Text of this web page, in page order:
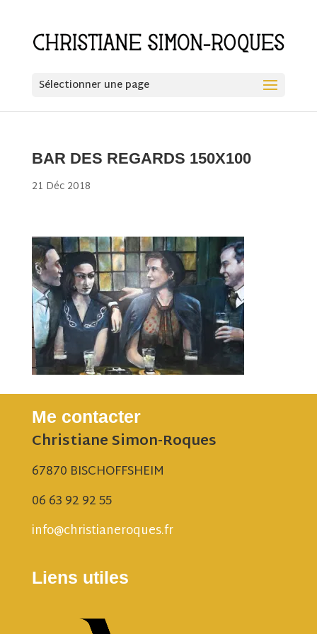
Sélectionner une page
BAR DES REGARDS 150X100
21 Déc 2018
Me contacter
Christiane Simon-Roques
67870 BISCHOFFSHEIM
06 63 92 92 55
info@christianeroques.fr
Liens utiles